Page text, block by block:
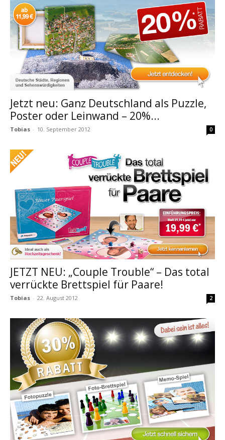
Jetzt neu: Ganz Deutschland als Puzzle,
Poster oder Leinwand – 20%...
Tobias - 10. September 2012 0
JETZT NEU: „Couple Trouble“ – Das total
verrückte Brettspiel für Paare!
Tobias - 22. August 2012 2